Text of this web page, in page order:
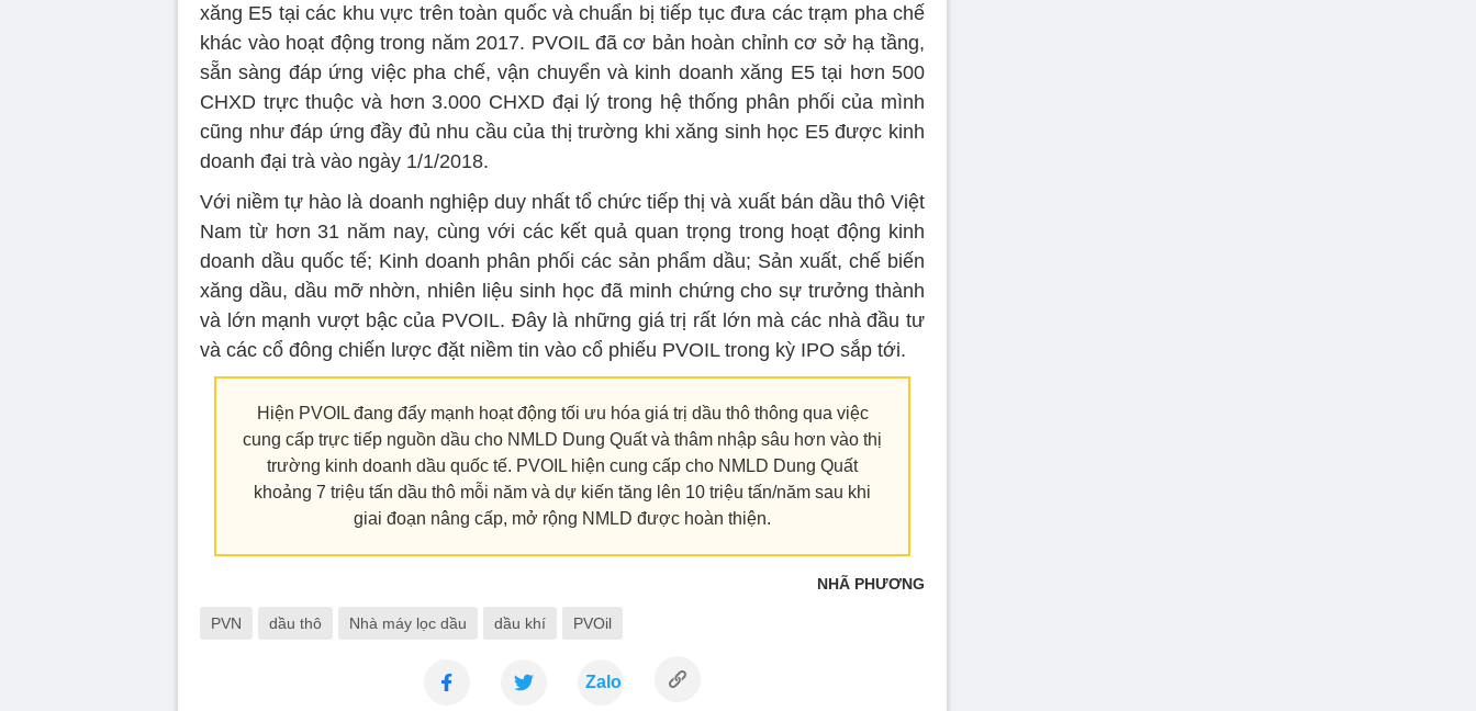
xăng E5 tại các khu vực trên toàn quốc và chuẩn bị tiếp tục đưa các trạm pha chế
khác vào hoạt động trong năm 2017. PVOIL đã cơ bản hoàn chỉnh cơ sở hạ tầng,
sẵn sàng đáp ứng việc pha chế, vận chuyển và kinh doanh xăng E5 tại hơn 500
CHXD trực thuộc và hơn 3.000 CHXD đại lý trong hệ thống phân phối của mình
cũng như đáp ứng đầy đủ nhu cầu của thị trường khi xăng sinh học E5 được kinh
doanh đại trà vào ngày 1/1/2018.
Với niềm tự hào là doanh nghiệp duy nhất tổ chức tiếp thị và xuất bán dầu thô Việt
Nam từ hơn 31 năm nay, cùng với các kết quả quan trọng trong hoạt động kinh
doanh dầu quốc tế; Kinh doanh phân phối các sản phẩm dầu; Sản xuất, chế biến
xăng dầu, dầu mỡ nhờn, nhiên liệu sinh học đã minh chứng cho sự trưởng thành
và lớn mạnh vượt bậc của PVOIL. Đây là những giá trị rất lớn mà các nhà đầu tư
và các cổ đông chiến lược đặt niềm tin vào cổ phiếu PVOIL trong kỳ IPO sắp tới.
Hiện PVOIL đang đẩy mạnh hoạt động tối ưu hóa giá trị dầu thô thông qua việc
cung cấp trực tiếp nguồn dầu cho NMLD Dung Quất và thâm nhập sâu hơn vào thị
trường kinh doanh dầu quốc tế. PVOIL hiện cung cấp cho NMLD Dung Quất
khoảng 7 triệu tấn dầu thô mỗi năm và dự kiến tăng lên 10 triệu tấn/năm sau khi
giai đoạn nâng cấp, mở rộng NMLD được hoàn thiện.
NHÃ PHƯƠNG
PVN dầu thô Nhà máy lọc dầu dầu khí PVOil
Zalo